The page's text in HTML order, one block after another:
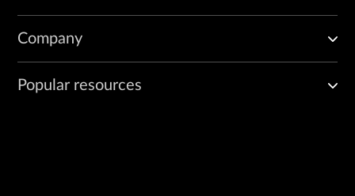
Company
Popular resources